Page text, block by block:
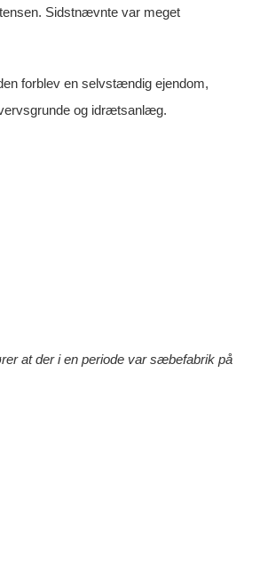
Sidstnævnte var meget
forblev en selvstændig ejendom,
og idrætsanlæg.
at der i en periode var sæbefabrik på